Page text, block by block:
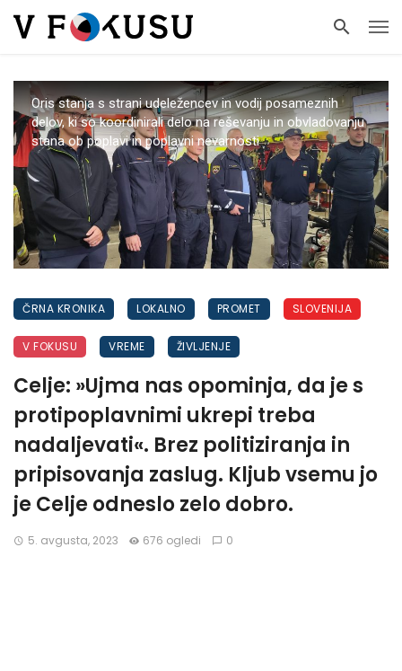
Oris stanja s strani udeležencev in vodij posameznih
delov, ki so koordinirali delo na reševanju in obvladovanju
stana ob poplavi in poplavni nevarnosti
ČRNA KRONIKA LOKALNO PROMET SLOVENIJA
V FOKUSU VREME ŽIVLJENJE
Celje: »Ujma nas opominja, da je s
protipoplavnimi ukrepi treba
nadaljevati«. Brez politiziranja in
pripisovanja zaslug. Kljub vsemu jo
je Celje odneslo zelo dobro.
5. avgusta, 2023 676 ogledi 0